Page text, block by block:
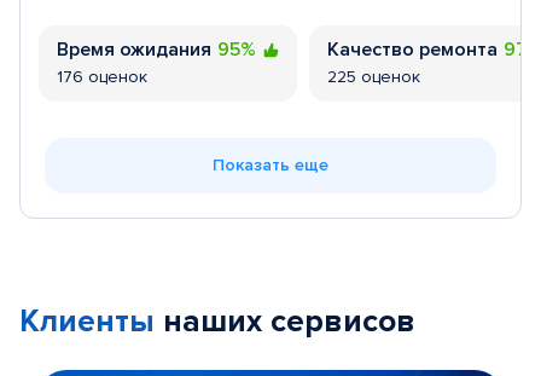
Время ожидания 95%
176 оценок
Качество ремонта
225 оценок
Показать еще
Клиенты наших сервисов